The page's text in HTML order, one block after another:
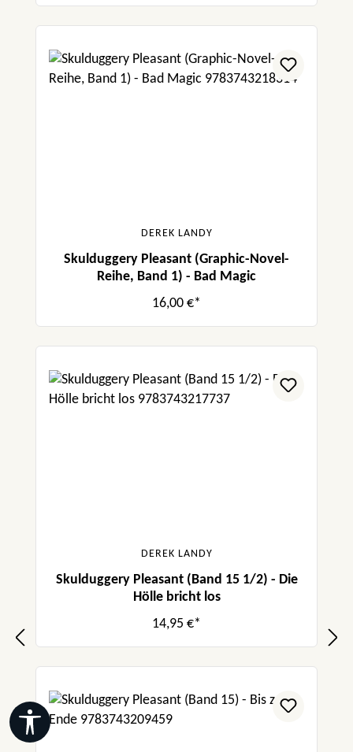
DEREK LANDY
Skulduggery Pleasant (Graphic-Novel-
Reihe, Band 1) - Bad Magic
16,00 €*
DEREK LANDY
Skulduggery Pleasant (Band 15 1/2) - Die
Hölle bricht los
14,95 €*
Werkzeugleiste anzeigen